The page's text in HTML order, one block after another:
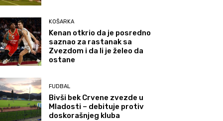
KOŠARKA
Kenan otkrio da je posredno
saznao za rastanak sa
Zvezdom i da li je želeo da
ostane
FUDBAL
Bivši bek Crvene zvezde u
Mladosti – debituje protiv
doskorašnjeg kluba